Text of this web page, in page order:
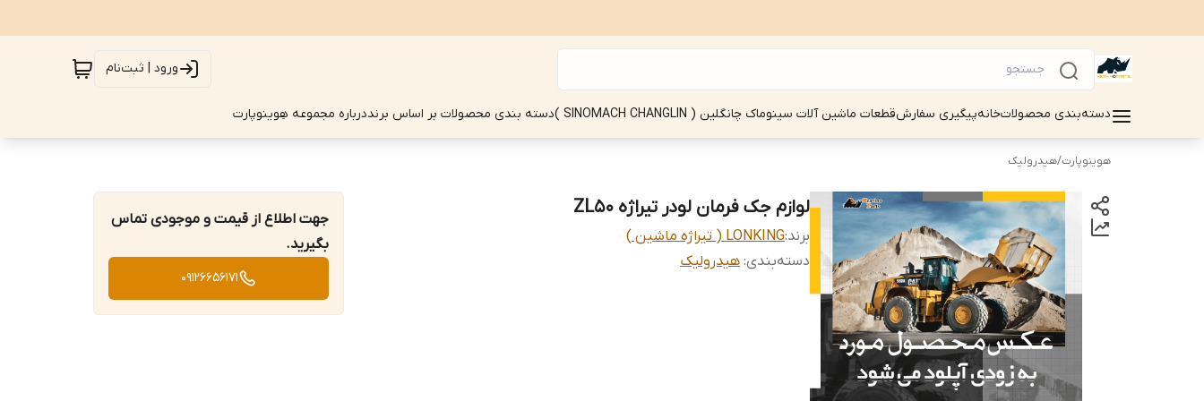
ورود | ثبت‌نام
دسته‌بندی محصولاتخانهپیگیری سفارشقطعات ماشین آلات سینوماک چانگلین ( SINOMACH CHANGLIN ) دسته بندی محصولات بر اساس برنددرباره مجموعه هِوینوپارت
هوینوپارت/هیدرولیک
لوازم جک فرمان لودر تیراژه ZL50
برند:LONKING ( تیراژه ماشین )
دسته‌بندی: هیدرولیک
جهت اطلاع از قیمت و موجودی تماس
بگیرید.
09126656171